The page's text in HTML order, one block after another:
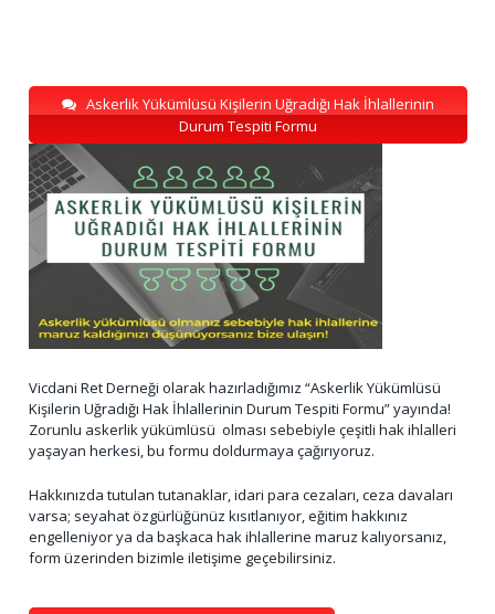
Askerlik Yükümlüsü Kişilerin Uğradığı Hak İhlallerinin
Durum Tespiti Formu
Vicdani Ret Derneği olarak hazırladığımız “Askerlik Yükümlüsü
Kişilerin Uğradığı Hak İhlallerinin Durum Tespiti Formu” yayında!
Zorunlu askerlik yükümlüsü olması sebebiyle çeşitli hak ihlalleri
yaşayan herkesi, bu formu doldurmaya çağırıyoruz.
Hakkınızda tutulan tutanaklar, idari para cezaları, ceza davaları
varsa; seyahat özgürlüğünüz kısıtlanıyor, eğitim hakkınız
engelleniyor ya da başkaca hak ihlallerine maruz kalıyorsanız,
form üzerinden bizimle iletişime geçebilirsiniz.